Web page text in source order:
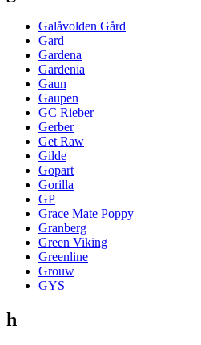
Galåvolden Gård
Gard
Gardena
Gardenia
Gaun
Gaupen
GC Rieber
Gerber
Get Raw
Gilde
Gopart
Gorilla
GP
Grace Mate Poppy
Granberg
Green Viking
Greenline
Grouw
GYS
h